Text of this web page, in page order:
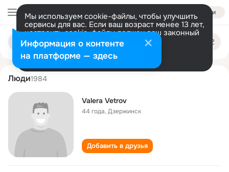
Войти
Мы используем cookie-файлы, чтобы улучшить
сервисы для вас. Если ваш возраст менее 13 лет,
настроить cookie-файлы должен ваш законный
представитель. Больше информации
Разрешить все Настроить
Поиск
людям
valera vetrov
Люди1984
Valera Vetrov
44 года,Дзержинск
Добавить в друзья
Информация о контенте
на платформе — здесь